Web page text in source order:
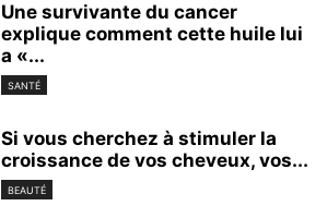
Une survivante du cancer
explique comment cette huile lui
a «...
SANTÉ
Si vous cherchez à stimuler la
croissance de vos cheveux, vos...
BEAUTÉ